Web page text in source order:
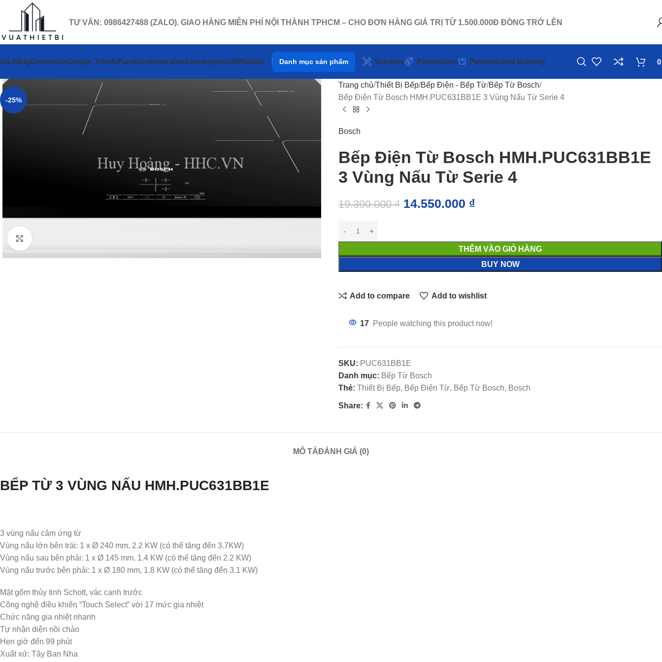
TƯ VẤN: 0986427488 (ZALO). GIAO HÀNG MIỄN PHÍ NỘI THÀNH TPHCM – CHO ĐƠN HÀNG GIÁ TRỊ TỪ 1.500.000Đ ĐỒNG TRỞ LÊN
HàngDecorationDesign TrendsFurnitureInspirationUncategorizedWishlist Danh mục sản phẩm Services Promotions Payment And Delivery
-25%
Trang chủ Thiết Bị Bếp Bếp Điện - Bếp Từ Bếp Từ Bosch
Bếp Điện Từ Bosch HMH.PUC631BB1E 3 Vùng Nấu Từ Serie 4
Bosch
Bếp Điện Từ Bosch HMH.PUC631BB1E
3 Vùng Nấu Từ Serie 4
19.390.000₫ 14.550.000 ₫
THÊM VÀO GIỎ HÀNG
BUY NOW
Add to compare Add to wishlist
17 People watching this product now!
SKU: PUC631BB1E
Danh mục: Bếp Từ Bosch
Thẻ: Thiết Bị Bếp, Bếp Điện Từ, Bếp Từ Bosch, Bosch
Share:
MÔ TẢĐÁNH GIÁ (0)
BẾP TỪ 3 VÙNG NẤU HMH.PUC631BB1E
3 vùng nấu cảm ứng từ
Vùng nấu lớn bên trái: 1 x Ø 240 mm, 2.2 KW (có thể tăng đến 3.7KW)
Vùng nấu sau bên phải: 1 x Ø 145 mm, 1.4 KW (có thể tăng đến 2.2 KW)
Vùng nấu trước bên phải: 1 x Ø 180 mm, 1.8 KW (có thể tăng đến 3.1 KW)
Mặt gốm thủy tinh Schott, vác cạnh trước
Công nghệ điều khiển “Touch Select” với 17 mức gia nhiệt
Chức năng gia nhiệt nhanh
Tự nhận diện nồi chảo
Hẹn giờ đến 99 phút
Xuất xứ: Tây Ban Nha